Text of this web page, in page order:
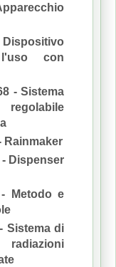
Dispositivo
con
- Sistema
Rainmaker
Dispenser
Metodo e
Sistema di